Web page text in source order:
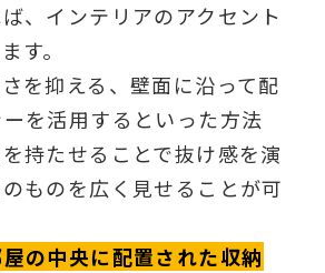
、インテリアのアクセント
す。
を抑える、壁面に沿って配
を活用するといった方法
持たせることで抜け感を演
ものを広く見せることが可
の中央に配置された収納